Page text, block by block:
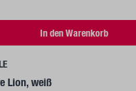
In den Warenkorb
Lion, weiß